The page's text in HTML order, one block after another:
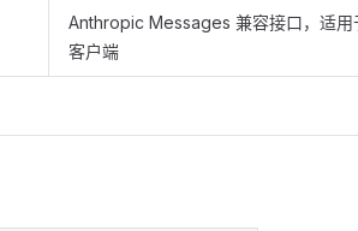
Anthropic Messages 兼容接口，适
客户端